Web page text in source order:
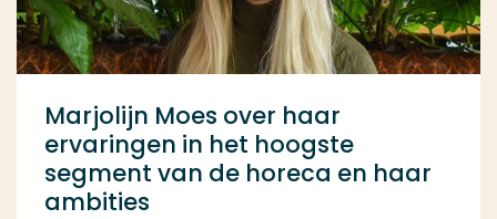
Marjolijn Moes over haar
ervaringen in het hoogste
segment van de horeca en haar
ambities